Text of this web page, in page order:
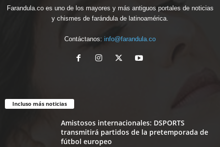
Farandula.co es uno de los mayores y más antiguos portales de noticias
y chismes de farándula de latinoamérica.
Contáctanos: info@farandula.co
Incluso más noticias
Amistosos internacionales: DSPORTS
transmitirá partidos de la pretemporada de
fútbol europeo